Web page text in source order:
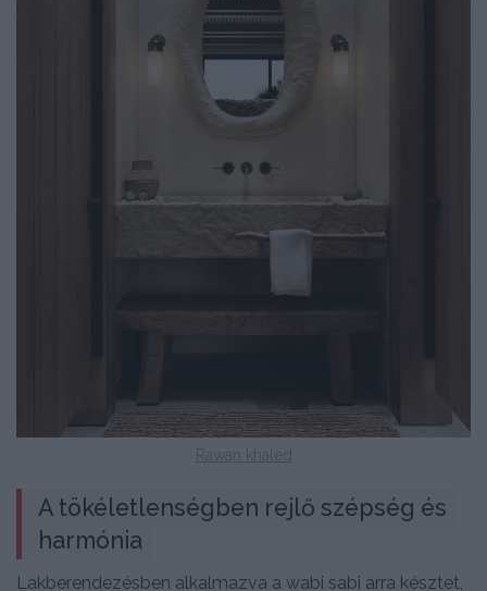
Rawan khaled
A tökéletlenségben rejlő szépség és
harmónia
Lakberendezésben alkalmazva a wabi sabi arra késztet,